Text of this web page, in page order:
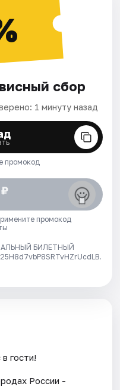
сбор
1 минуту назад
промокод
промокод
БИЛЕТНЫЙ
гости!
России -